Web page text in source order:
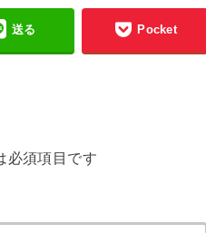
送る Pocket
必須項目です